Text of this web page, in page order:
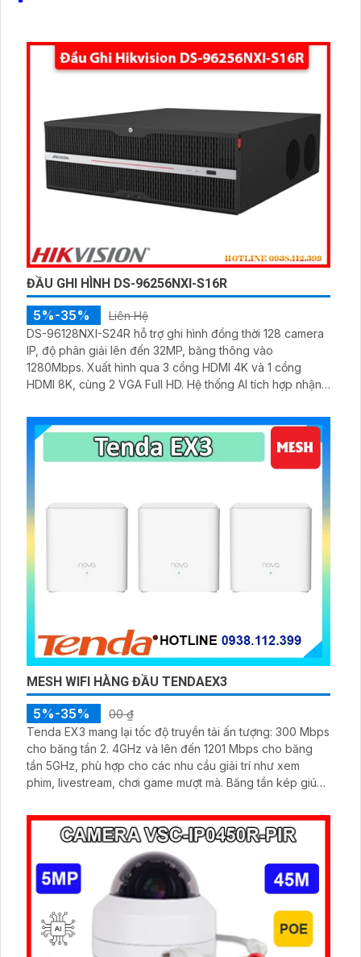
ĐẦU GHI HÌNH DS-96256NXI-S16R
5%-35%
Liên Hệ
DS-96128NXI-S24R hỗ trợ ghi hình đồng thời 128 camera
IP, độ phân giải lên đến 32MP, băng thông vào
1280Mbps. Xuất hình qua 3 cổng HDMI 4K và 1 cổng
HDMI 8K, cùng 2 VGA Full HD. Hệ thống AI tích hợp nhận
minh, hỗ trợ RAID linh hoạt và dung lượng lưu trữ lên đến
320TB.
MESH WIFI HÀNG ĐẦU TENDAEX3
5%-35%
00 ₫
Tenda EX3 mang lại tốc độ truyền tải ấn tượng: 300 Mbps
cho băng tần 2. 4GHz và lên đến 1201 Mbps cho băng
tần 5GHz, phù hợp cho các nhu cầu giải trí như xem
phim, livestream, chơi game mượt mà. Băng tần kép giúp